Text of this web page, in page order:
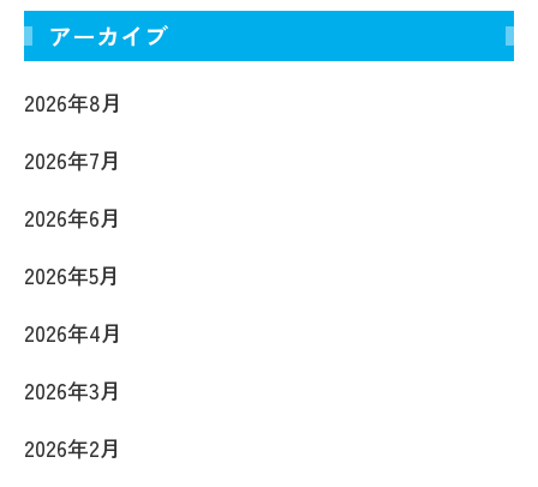
アーカイブ
2026年8月
2026年7月
2026年6月
2026年5月
2026年4月
2026年3月
2026年2月